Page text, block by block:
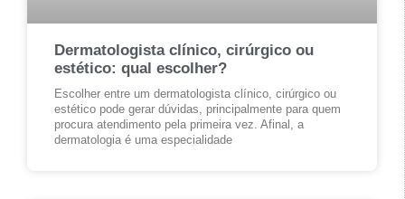
Dermatologista clínico, cirúrgico ou
estético: qual escolher?
Escolher entre um dermatologista clínico, cirúrgico ou
estético pode gerar dúvidas, principalmente para quem
procura atendimento pela primeira vez. Afinal, a
dermatologia é uma especialidade